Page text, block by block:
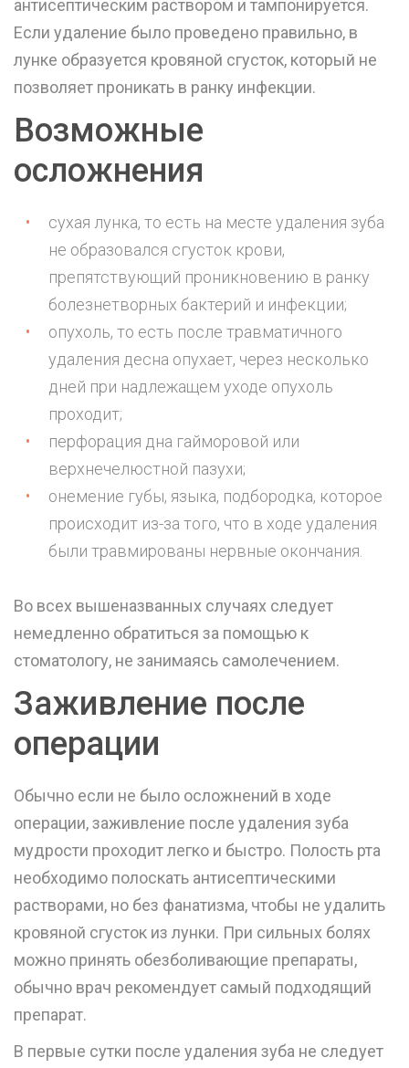
антисептическим раствором и тампонируется.
Если удаление было проведено правильно, в
лунке образуется кровяной сгусток, который не
позволяет проникать в ранку инфекции.
Возможные
осложнения
сухая лунка, то есть на месте удаления зуба
не образовался сгусток крови,
препятствующий проникновению в ранку
болезнетворных бактерий и инфекции;
опухоль, то есть после травматичного
удаления десна опухает, через несколько
дней при надлежащем уходе опухоль
проходит;
перфорация дна гайморовой или
верхнечелюстной пазухи;
онемение губы, языка, подбородка, которое
происходит из-за того, что в ходе удаления
были травмированы нервные окончания.
Во всех вышеназванных случаях следует
немедленно обратиться за помощью к
стоматологу, не занимаясь самолечением.
Заживление после
операции
Обычно если не было осложнений в ходе
операции, заживление после удаления зуба
мудрости проходит легко и быстро. Полость рта
необходимо полоскать антисептическими
растворами, но без фанатизма, чтобы не удалить
кровяной сгусток из лунки. При сильных болях
можно принять обезболивающие препараты,
обычно врач рекомендует самый подходящий
препарат.
В первые сутки после удаления зуба не следует